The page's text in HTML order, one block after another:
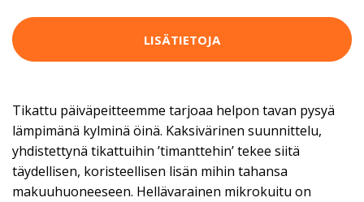
LISÄTIETOJA
Tikattu päiväpeitteemme tarjoaa helpon tavan pysyä
lämpimänä kylminä öinä. Kaksivärinen suunnittelu,
yhdistettynä tikattuihin ’timanttehin’ tekee siitä
täydellisen, koristeellisen lisän mihin tahansa
makuuhuoneeseen. Hellävarainen mikrokuitu on